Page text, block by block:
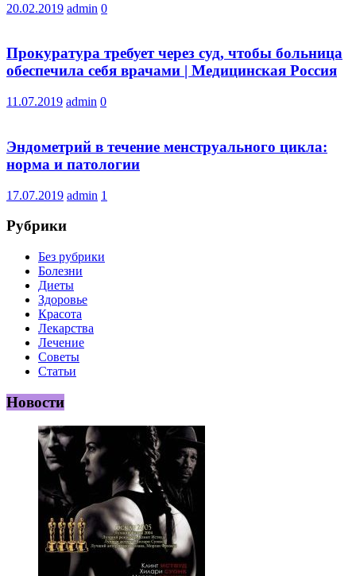
20.02.2019 admin 0
Прокуратура требует через суд, чтобы больница
обеспечила себя врачами | Медицинская Россия
11.07.2019 admin 0
Эндометрий в течение менструального цикла:
норма и патологии
17.07.2019 admin 1
Рубрики
Без рубрики
Болезни
Диеты
Здоровье
Красота
Лекарства
Лечение
Советы
Статьи
Новости